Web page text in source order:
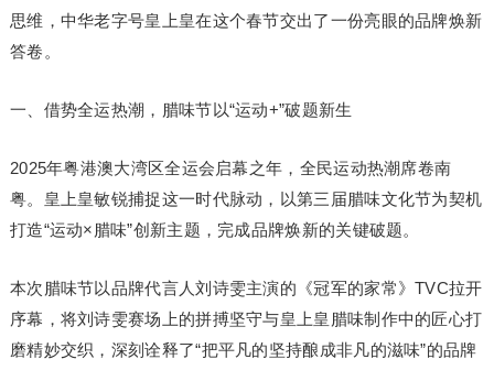
思维，中华老字号皇上皇在这个春节交出了一份亮眼的品牌焕新
答卷。
一、借势全运热潮，腊味节以“运动+”破题新生
2025年粤港澳大湾区全运会启幕之年，全民运动热潮席卷南
粤。皇上皇敏锐捕捉这一时代脉动，以第三届腊味文化节为契机
打造“运动×腊味”创新主题，完成品牌焕新的关键破题。
本次腊味节以品牌代言人刘诗雯主演的《冠军的家常》TVC拉开
序幕，将刘诗雯赛场上的拼搏坚守与皇上皇腊味制作中的匠心打
磨精妙交织，深刻诠释了“把平凡的坚持酿成非凡的滋味”的品牌